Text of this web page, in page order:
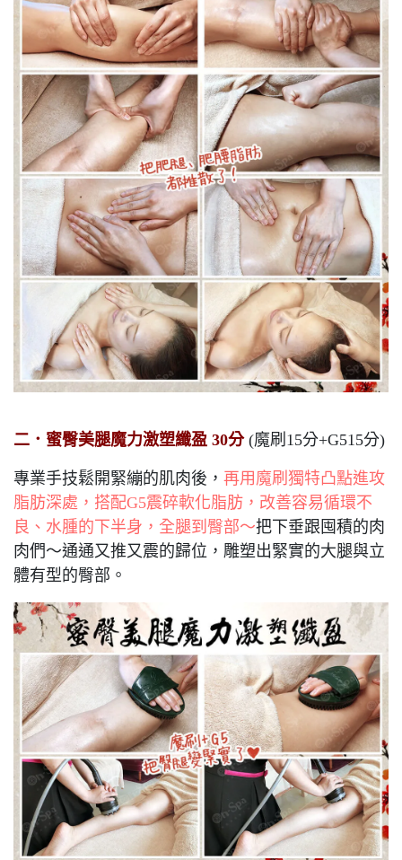
二．蜜臀美腿魔力激塑纖盈 30分(魔刷15分+G515分)
專業手技鬆開緊繃的肌肉後， 再用魔刷獨特凸點進攻
脂肪深處，搭配G5震碎軟化脂肪，改善容易循環不
良、水腫的下半身，全腿到臀部～把下垂跟囤積的肉
肉們～通通又推又震的歸位，雕塑出緊實的大腿與立
體有型的臀部。